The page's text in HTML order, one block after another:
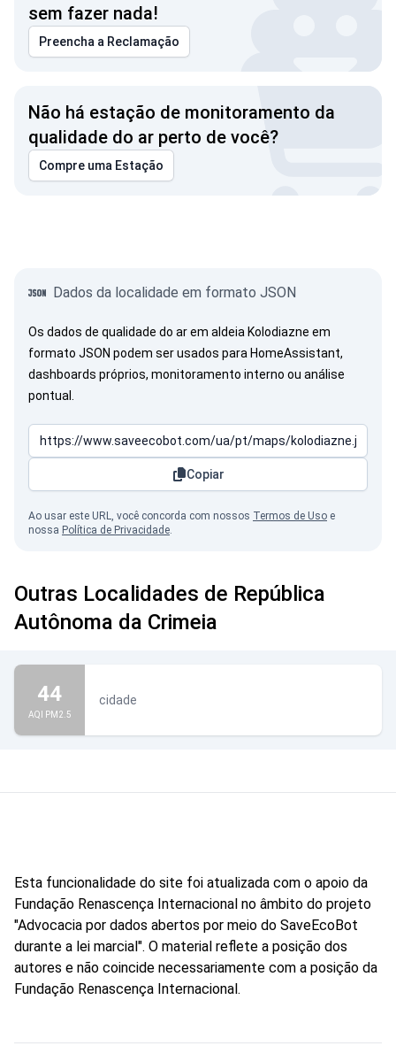
sem fazer nada!
Preencha a Reclamação
Não há estação de monitoramento da
qualidade do ar perto de você?
Compre uma Estação
Dados da localidade em formato JSON
Os dados de qualidade do ar em aldeia Kolodiazne em
formato JSON podem ser usados para HomeAssistant,
dashboards próprios, monitoramento interno ou análise
pontual.
Copiar
Ao usar este URL, você concorda com nossos Termos de Uso e
nossa Política de Privacidade.
Outras Localidades de República
Autônoma da Crimeia
44
AQI PM2.5
cidade
Esta funcionalidade do site foi atualizada com o apoio da
Fundação Renascença Internacional no âmbito do projeto
"Advocacia por dados abertos por meio do SaveEcoBot
durante a lei marcial". O material reflete a posição dos
autores e não coincide necessariamente com a posição da
Fundação Renascença Internacional.